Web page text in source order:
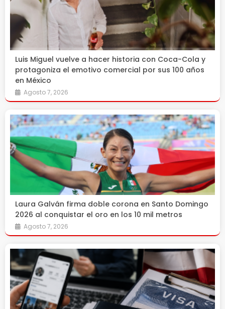
Luis Miguel vuelve a hacer historia con Coca-Cola y
protagoniza el emotivo comercial por sus 100 años
en México
Agosto 7, 2026
Laura Galván firma doble corona en Santo Domingo
2026 al conquistar el oro en los 10 mil metros
Agosto 7, 2026